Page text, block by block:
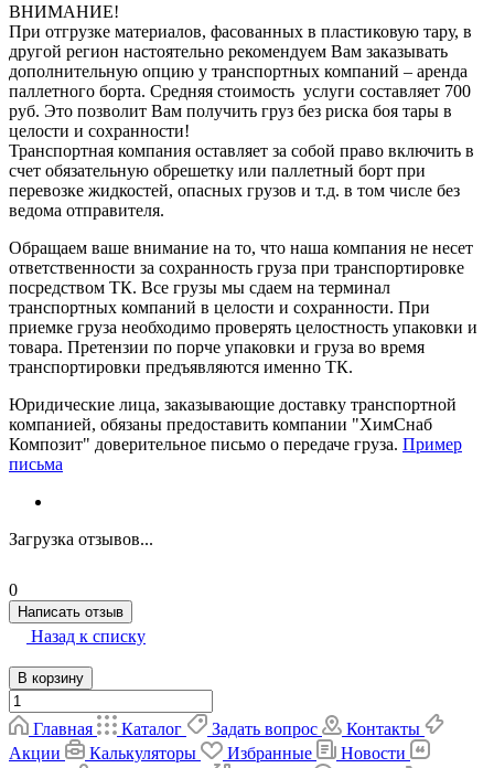
ВНИМАНИЕ!
При отгрузке материалов, фасованных в пластиковую тару, в
другой регион настоятельно рекомендуем Вам заказывать
дополнительную опцию у транспортных компаний – аренда
паллетного борта. Средняя стоимость услуги составляет 700
руб. Это позволит Вам получить груз без риска боя тары в
целости и сохранности!
Транспортная компания оставляет за собой право включить в
счет обязательную обрешетку или паллетный борт при
перевозке жидкостей, опасных грузов и т.д. в том числе без
ведома отправителя.
Обращаем ваше внимание на то, что наша компания не несет
ответственности за сохранность груза при транспортировке
посредством ТК. Все грузы мы сдаем на терминал
транспортных компаний в целости и сохранности. При
приемке груза необходимо проверять целостность упаковки и
товара. Претензии по порче упаковки и груза во время
транспортировки предъявляются именно ТК.
Юридические лица, заказывающие доставку транспортной
компанией, обязаны предоставить компании "ХимСнаб
Композит" доверительное письмо о передаче груза. Пример
письма
Загрузка отзывов...
0
Написать отзыв
Назад к списку
В корзину
Главная Каталог Задать вопрос
Контакты
Акции
Калькуляторы Избранные
Новости